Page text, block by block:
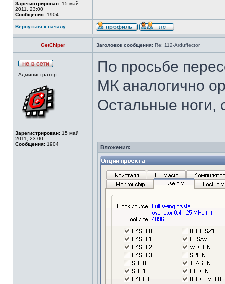
Зарегистрирован: 15 май
2011, 23:00
Сообщения: 1904
Вернуться к началу
GetChiper Заголовок сообщения: Re: 112-Arduffector
Администратор
Зарегистрирован: 15 май
2011, 23:00
Сообщения: 1904
По просьбе
МК аналогично
Остальные ноги,
Вложения: